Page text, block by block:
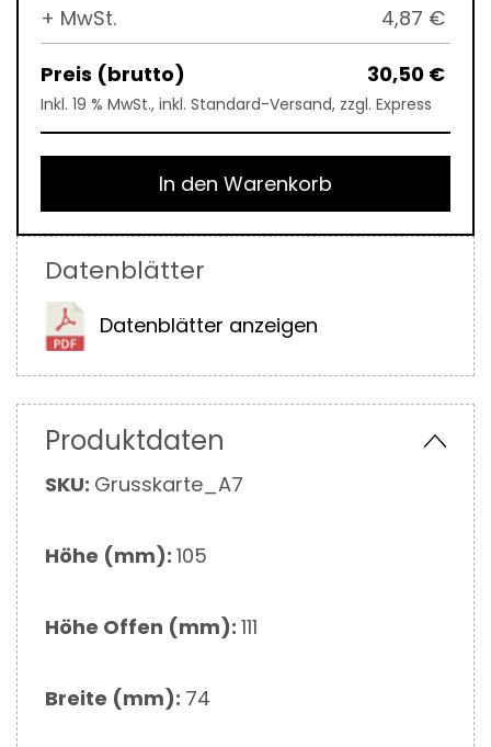
+ MwSt.
4,87 €
30,50 €
Inkl. 19 % MwSt., inkl. Standard-Versand, zzgl. Express
In den Warenkorb
Datenblätter
Datenblätter anzeigen
Produktdaten
Mehr
SKU: Grusskarte_A7
Höhe (mm): 105
Höhe Offen (mm): 111
Breite (mm): 74